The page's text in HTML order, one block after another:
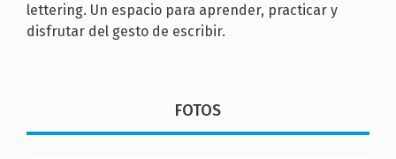
lettering. Un espacio para aprender, practicar y
disfrutar del gesto de escribir.
FOTOS